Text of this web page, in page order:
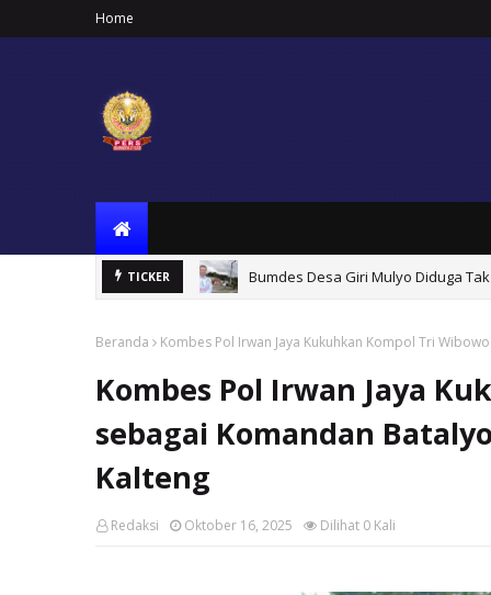
Home
TICKER Bumdes Desa Giri Mulyo Diduga
Beranda Kombes Pol Irwan Jaya Kukuhkan Kompol Tri
Kombes Pol Irwan Jaya
sebagai Komandan
Kalteng
Redaksi Dilihat 0 Kali
Oktober 16, 2025